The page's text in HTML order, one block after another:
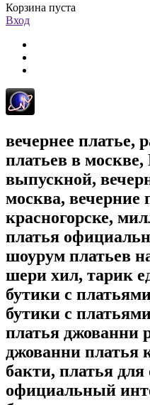
Корзина пуста
Вход
вечернее платье,
платьев в
выпускной,
москва, вечерние
красногорске,
платья
шоурум платьев
шери хил, тарик
бутики с
бутики с
платья джованни
джованни платья
бакти, платья
официальный